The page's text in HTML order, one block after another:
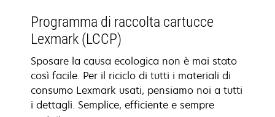
Programma di raccolta cartucce
Lexmark (LCCP)
Sposare la causa ecologica non è mai stato
così facile. Per il riciclo di tutti i materiali di
consumo Lexmark usati, pensiamo noi a tutti
i dettagli. Semplice, efficiente e sempre